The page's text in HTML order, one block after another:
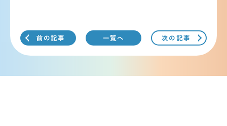
前の記事 一覧へ 次の記事